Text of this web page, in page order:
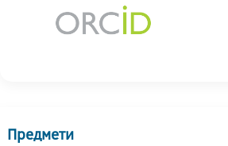
Предмети